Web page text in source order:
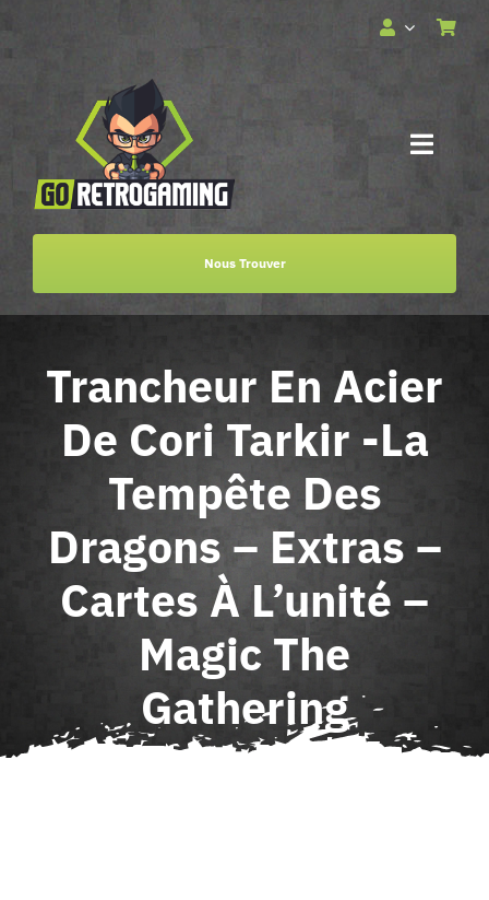
au
Toggle
Services
Boutique
Billetterie
Contact
Nous Trouver
Trancheur En Acier
De Cori Tarkir -La
Tempête Des
Dragons – Extras –
Cartes À L’unité –
Magic The
Gathering